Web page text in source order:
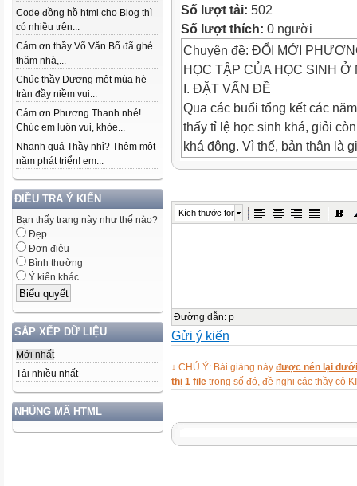
Code đồng hồ html cho Blog thì
có nhiều trên...
Cám ơn thầy Võ Văn Bổ đã ghé
thăm nhà,...
Chúc thầy Dương một mùa hè
tràn đầy niềm vui...
Cám ơn Phương Thanh nhé!
Chúc em luôn vui, khỏe...
Nhanh quá Thầy nhỉ? Thêm một
năm phát triển! em...
ĐIỀU TRA Ý KIẾN
Bạn thấy trang này như thế nào?
Đẹp
Đơn điệu
Bình thường
Ý kiến khác
SẮP XẾP DỮ LIỆU
Mới nhất
Tải nhiều nhất
NHÚNG MÃ HTML
Số lượt tải: 502
Số lượt thích: 0 người
Chuyên đề: ĐỔI MỚI
HỌC TẬP CỦA HỌC SINH Ở
I. ĐẶT VẤN ĐỀ
Qua các buổi tổng kết các
thấy tỉ lệ học sinh khá, giỏi
khá đông. Vì thế, bản thân là
Sau nhiều năm giảng dạy, tôi
dạy học để tìm ra được
sinh có vấn đề chăng?
Qua thực tế tìm hiểu về kiểm
thực hiện. Cách đặt câu hỏi,
ghi nhớ và tái hiện kiến thức
Kích thước font
Đường dẫn: p
Gửi ý kiến
↓ CHÚ Ý: Bài giảng này được nén lại
thị 1 file trong số đó, đề nghị các thầy cô